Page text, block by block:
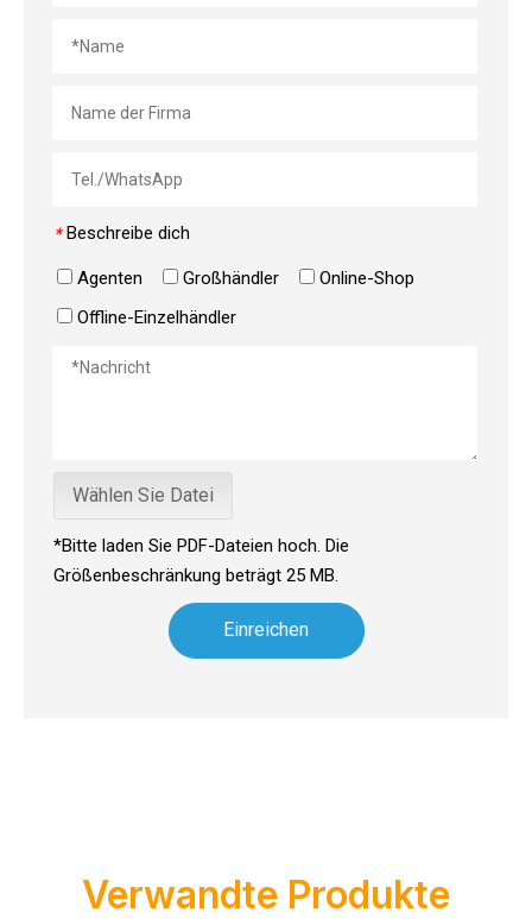
* Beschreibe dich
Agenten Großhändler
Online-Shop
Offline-Einzelhändler
Wählen Sie Datei
*Bitte laden Sie PDF-Dateien hoch. Die
Größenbeschränkung beträgt 25 MB.
Einreichen
Verwandte Produkte
Eignen sich Mikrofasertücher zum Reinigen von Brillen? Der